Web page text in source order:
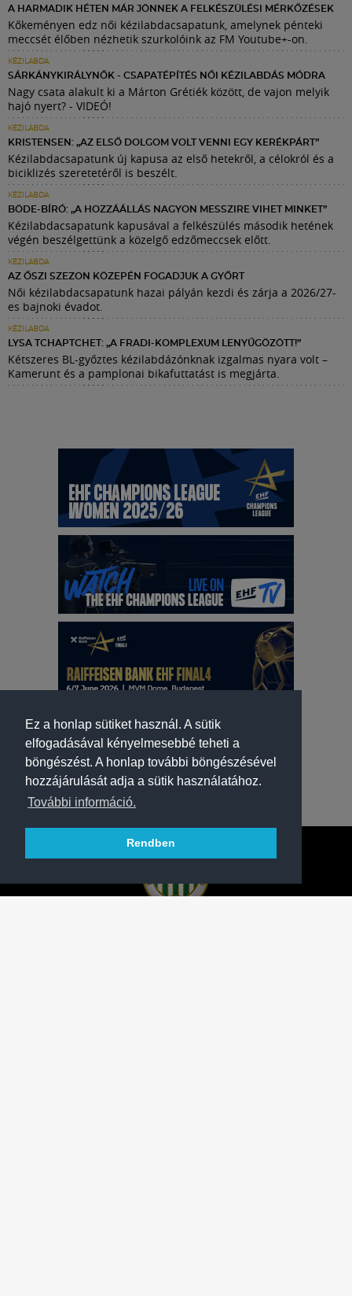
Ez a honlap sütiket használ. A sütik
elfogadásával kényelmesebbé teheti a
böngészést. A honlap további böngészésével
hozzájárulását adja a sütik használatához.
További információ.
Rendben
A HARMADIK HÉTEN MÁR JÖNNEK A FELKÉSZÜLÉSI MÉRKŐZÉSEK
Kőkeményen edz női kézilabdacsapatunk, amelynek pénteki
meccsét élőben nézhetik szurkolóink az FM Youtube+-on.
KÉZILABDA
SÁRKÁNYKIRÁLYNŐK - CSAPATÉPÍTÉS NŐI KÉZILABDÁS MÓDRA
Nagy csata alakult ki a Márton Grétiék között, de vajon melyik
hajó nyert? - VIDEÓ!
KÉZILABDA
KRISTENSEN: „AZ ELSŐ DOLGOM VOLT VENNI EGY KERÉKPÁRT”
Kézilabdacsapatunk új kapusa az első hetekről, a célokról és a
biciklizés szeretetéről is beszélt.
KÉZILABDA
BÖDE-BÍRÓ: „A HOZZÁÁLLÁS NAGYON MESSZIRE VIHET MINKET”
Kézilabdacsapatunk kapusával a felkészülés második hetének
végén beszélgettünk a közelgő edzőmeccsek előtt.
KÉZILABDA
AZ ŐSZI SZEZON KÖZEPÉN FOGADJUK A GYŐRT
Női kézilabdacsapatunk hazai pályán kezdi és zárja a 2026/27-
es bajnoki évadot.
KÉZILABDA
LYSA TCHAPTCHET: „A FRADI-KOMPLEXUM LENYŰGÖZÖTT!”
Kétszeres BL-győztes kézilabdázónknak izgalmas nyara volt –
Kamerunt és a pamplonai bikafuttatást is megjárta.